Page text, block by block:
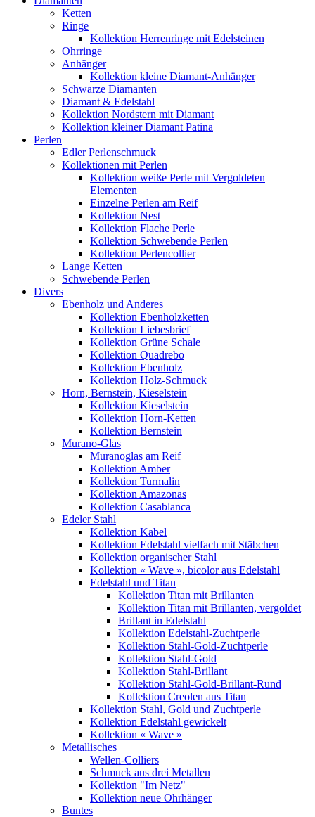
Ketten
Ringe
Kollektion Herrenringe mit Edelsteinen
Ohrringe
Anhänger
Kollektion kleine Diamant-Anhänger
Schwarze Diamanten
Diamant & Edelstahl
Kollektion Nordstern mit Diamant
Kollektion kleiner Diamant Patina
Perlen
Edler Perlenschmuck
Kollektionen mit Perlen
Kollektion weiße Perle mit Vergoldeten
Elementen
Einzelne Perlen am Reif
Kollektion Nest
Kollektion Flache Perle
Kollektion Schwebende Perlen
Kollektion Perlencollier
Lange Ketten
Schwebende Perlen
Divers
Ebenholz und Anderes
Kollektion Ebenholzketten
Kollektion Liebesbrief
Kollektion Grüne Schale
Kollektion Quadrebo
Kollektion Ebenholz
Kollektion Holz-Schmuck
Horn, Bernstein, Kieselstein
Kollektion Kieselstein
Kollektion Horn-Ketten
Kollektion Bernstein
Murano-Glas
Muranoglas am Reif
Kollektion Amber
Kollektion Turmalin
Kollektion Amazonas
Kollektion Casablanca
Edeler Stahl
Kollektion Kabel
Kollektion Edelstahl vielfach mit Stäbchen
Kollektion organischer Stahl
Kollektion « Wave », bicolor aus Edelstahl
Edelstahl und Titan
Kollektion Titan mit Brillanten
Kollektion Titan mit Brillanten, vergoldet
Brillant in Edelstahl
Kollektion Edelstahl-Zuchtperle
Kollektion Stahl-Gold-Zuchtperle
Kollektion Stahl-Gold
Kollektion Stahl-Brillant
Kollektion Stahl-Gold-Brillant-Rund
Kollektion Creolen aus Titan
Kollektion Stahl, Gold und Zuchtperle
Kollektion Edelstahl gewickelt
Kollektion « Wave »
Metallisches
Wellen-Colliers
Schmuck aus drei Metallen
Kollektion "Im Netz"
Kollektion neue Ohrhänger
Buntes